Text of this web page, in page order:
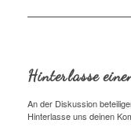
Hinterlasse
An der Diskussion
Hinterlasse uns deinen